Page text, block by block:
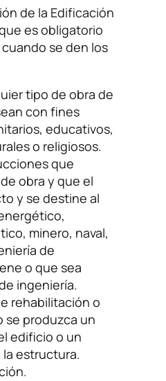
de la Edificación
es obligatorio
se den los
tipo de obra de
con fines
educativos,
o religiosos.
que
obra y que el
y se destine al
minero, naval,
de
o que sea
ingeniería.
rehabilitación o
se produzca un
edificio o un
estructura.